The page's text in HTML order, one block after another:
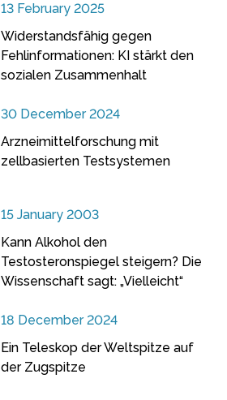
13 February 2025
Widerstandsfähig gegen
Fehlinformationen: KI stärkt den
sozialen Zusammenhalt
30 December 2024
Arzneimittelforschung mit
zellbasierten Testsystemen
15 January 2003
Kann Alkohol den
Testosteronspiegel steigern? Die
Wissenschaft sagt: „Vielleicht“
18 December 2024
Ein Teleskop der Weltspitze auf
der Zugspitze